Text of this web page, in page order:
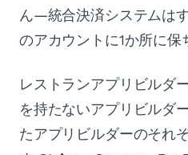
ん—統合決済システムは
のアカウントに1か所に保
レストランアプリビルダ
を持たないアプリビルダ
たアプリビルダーのそれ